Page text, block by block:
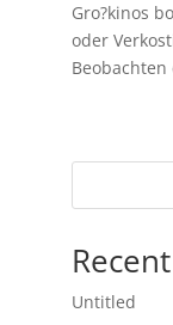
Gro?kinos
oder
Untitled